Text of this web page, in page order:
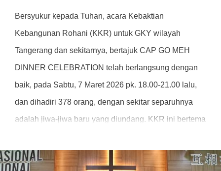
Bersyukur kepada Tuhan, acara Kebaktian
Kebangunan Rohani (KKR) untuk GKY wilayah
Tangerang dan sekitarnya, bertajuk CAP GO MEH
DINNER CELEBRATION telah berlangsung dengan
baik, pada Sabtu, 7 Maret 2026 pk. 18.00-21.00 lalu,
dan dihadiri 378 orang, dengan sekitar separuhnya
adalah jiwa-jiwa baru yang diundang. KKR ini bertema